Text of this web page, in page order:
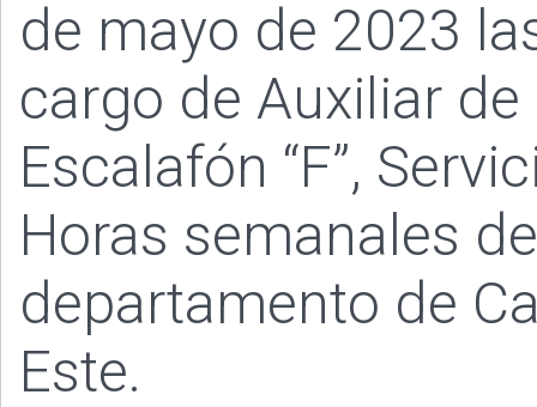
de mayo de 2023
cargo de Auxiliar
Escalafón “F”,
Horas semanales
departamento de
Este.